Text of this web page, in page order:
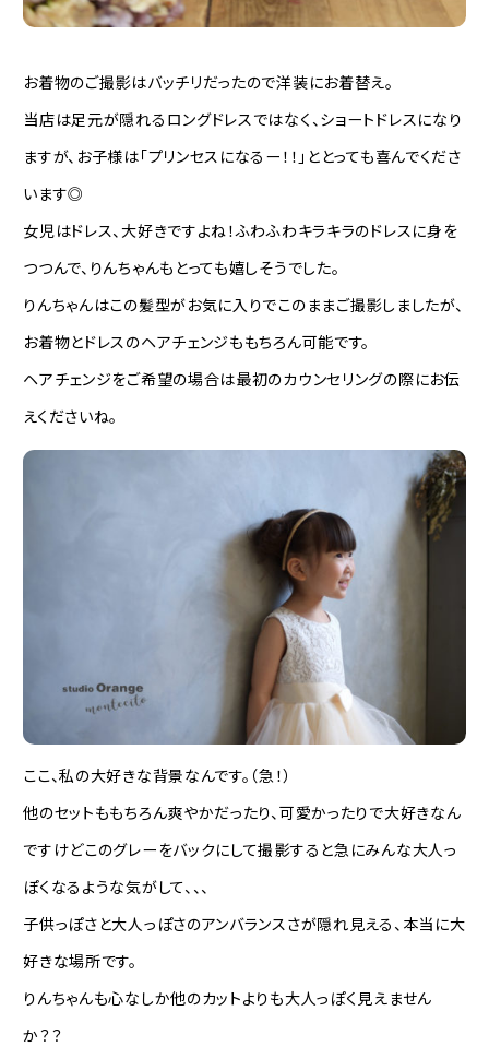
お着物のご撮影はバッチリだったので洋装にお着替え。
当店は足元が隠れるロングドレスではなく、ショートドレスになり
ますが、お子様は「プリンセスになるー！！」ととっても喜んでくださ
います◎
女児はドレス、大好きですよね！ふわふわキラキラのドレスに身を
つつんで、りんちゃんもとっても嬉しそうでした。
りんちゃんはこの髪型がお気に入りでこのままご撮影しましたが、
お着物とドレスのヘアチェンジももちろん可能です。
ヘアチェンジをご希望の場合は最初のカウンセリングの際にお伝
えくださいね。
ここ、私の大好きな背景なんです。（急！）
他のセットももちろん爽やかだったり、可愛かったりで大好きなん
ですけどこのグレーをバックにして撮影すると急にみんな大人っ
ぽくなるような気がして、、、
子供っぽさと大人っぽさのアンバランスさが隠れ見える、本当に大
好きな場所です。
りんちゃんも心なしか他のカットよりも大人っぽく見えません
か？？